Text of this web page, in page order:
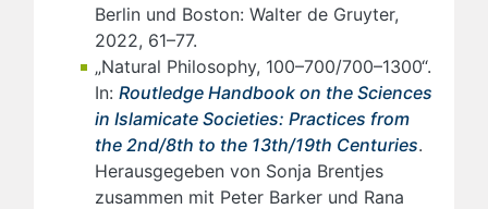
Berlin und Boston: Walter de Gruyter,
2022, 61–77.
„Natural Philosophy, 100–700/700–1300“.
In: Routledge Handbook on the Sciences
in Islamicate Societies: Practices from
the 2nd/8th to the 13th/19th Centuries.
Herausgegeben von Sonja Brentjes
zusammen mit Peter Barker und Rana